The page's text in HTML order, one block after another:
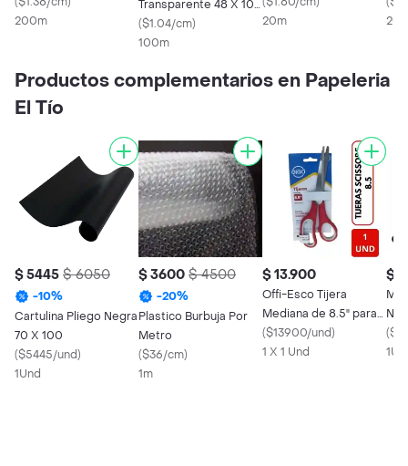
200m
Transparente 48 X 100
Mts Embalaje
($1.04/cm)
100m
20m
Productos complementarios en Papeleria
El Tío
$ 5445 $ 6050
-10%
Cartulina Pliego Negra
70 X 100
($5445/und)
1Und
$ 3600 $ 4500
-20%
Plastico Burbuja Por
Metro
($36/cm)
1m
$ 13.900
Offi-Esco Tijera
Mediana de 8.5" para
Oficina
($13900/und)
1 X 1 Und
$
(